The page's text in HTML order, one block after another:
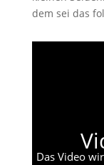
dem sei das
Das Video